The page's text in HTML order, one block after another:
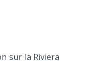
sur la Riviera